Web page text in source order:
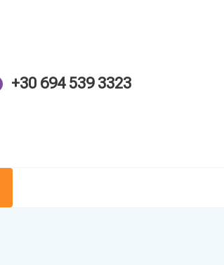
+30 694 539 3323